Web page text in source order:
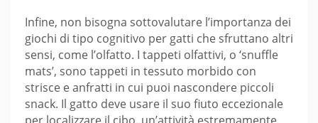
Infine, non bisogna sottovalutare l’importanza dei
giochi di tipo cognitivo per gatti che sfruttano altri
sensi, come l’olfatto. I tappeti olfattivi, o ‘snuffle
mats’, sono tappeti in tessuto morbido con
strisce e anfratti in cui puoi nascondere piccoli
snack. Il gatto deve usare il suo fiuto eccezionale